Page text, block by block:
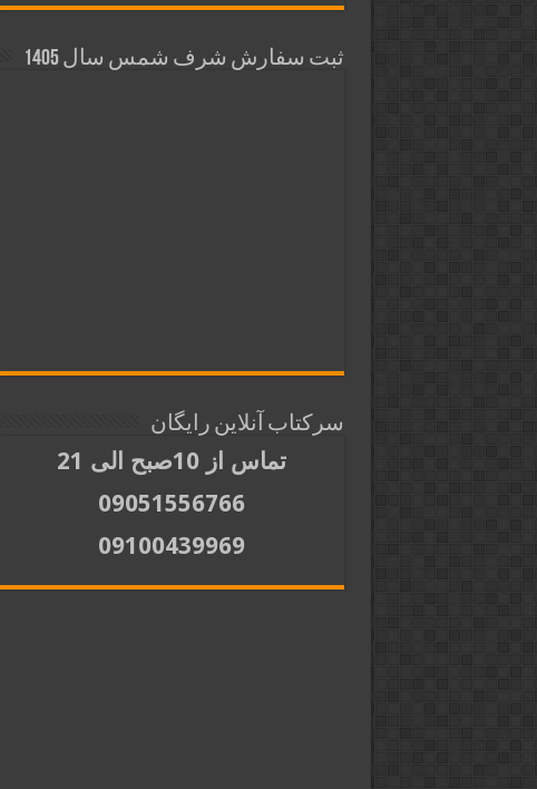
ثبت سفارش شرف شمس سال 1405
سرکتاب آنلاین رایگان
تماس از 10صبح الی 21
09051556766
09100439969